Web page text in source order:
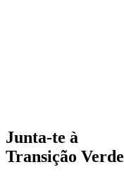
Junta-te à
Transição Verde